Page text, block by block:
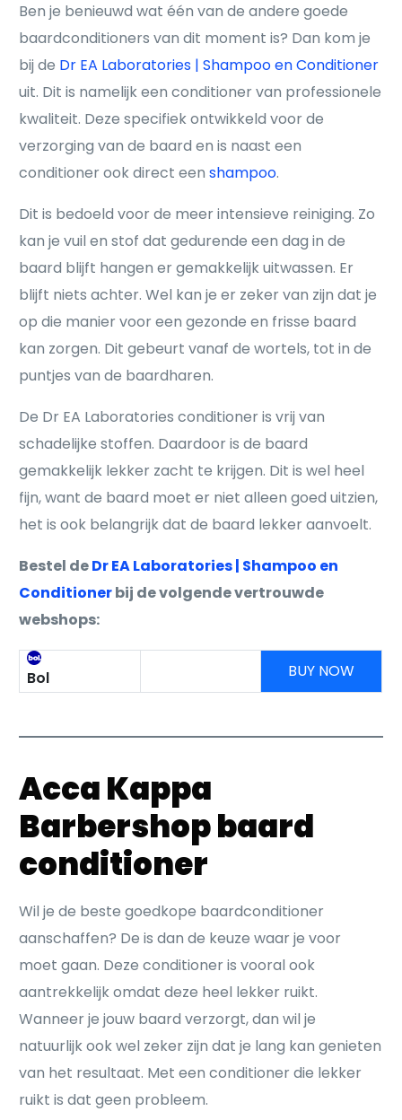
Ben je benieuwd wat één van de andere goede
baardconditioners van dit moment is? Dan kom je
bij de Dr EA Laboratories | Shampoo en Conditioner
uit. Dit is namelijk een conditioner van professionele
kwaliteit. Deze specifiek ontwikkeld voor de
verzorging van de baard en is naast een
conditioner ook direct eenshampoo.
Dit is bedoeld voor de meer intensieve reiniging. Zo
kan je vuil en stof dat gedurende een dag in de
baard blijft hangen er gemakkelijk uitwassen. Er
blijft niets achter. Wel kan je er zeker van zijn dat je
op die manier voor een gezonde en frisse baard
kan zorgen. Dit gebeurt vanaf de wortels, tot in de
puntjes van de baardharen.
De Dr EA Laboratories conditioner is vrij van
schadelijke stoffen. Daardoor is de baard
gemakkelijk lekker zacht te krijgen. Dit is wel heel
fijn, want de baard moet er niet alleen goed uitzien,
het is ook belangrijk dat de baard lekker aanvoelt.
Bestel deDr EA Laboratories | Shampoo en
Conditionerbij de volgende vertrouwde
webshops:
Bol BUY NOW
Acca Kappa
Barbershop baard
conditioner
Wil je de beste goedkope baardconditioner
aanschaffen? De is dan de keuze waar je voor
moet gaan. Deze conditioner is vooral ook
aantrekkelijk omdat deze heel lekker ruikt.
Wanneer je jouw baard verzorgt, dan wil je
natuurlijk ook wel zeker zijn dat je lang kan genieten
van het resultaat. Met een conditioner die lekker
ruikt is dat geen probleem.